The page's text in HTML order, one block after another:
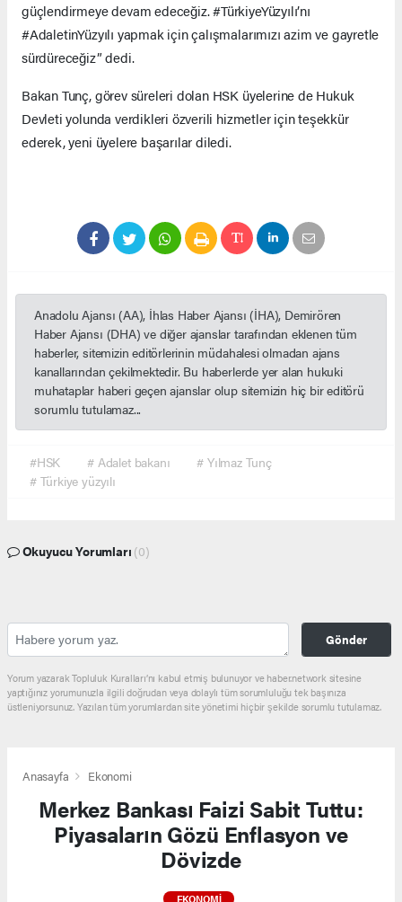
güçlendirmeye devam edeceğiz. #TürkiyeYüzyılı’nı
#AdaletinYüzyılı yapmak için çalışmalarımızı azim ve gayretle
sürdüreceğiz” dedi.
Bakan Tunç, görev süreleri dolan HSK üyelerine de Hukuk
Devleti yolunda verdikleri özverili hizmetler için teşekkür
ederek, yeni üyelere başarılar diledi.
Anadolu Ajansı (AA), İhlas Haber Ajansı (İHA), Demirören
Haber Ajansı (DHA) ve diğer ajanslar tarafından eklenen tüm
haberler, sitemizin editörlerinin müdahalesi olmadan ajans
kanallarından çekilmektedir. Bu haberlerde yer alan hukuki
muhataplar haberi geçen ajanslar olup sitemizin hiç bir editörü
sorumlu tutulamaz...
#HSK # Adalet bakanı
# Yılmaz Tunç
# Türkiye yüzyılı
Okuyucu Yorumları (0)
Gönder
Yorum yazarak Topluluk Kuralları’nı kabul etmiş bulunuyor ve haber.network sitesine
yaptığınız yorumunuzla ilgili doğrudan veya dolaylı tüm sorumluluğu tek başınıza
üstleniyorsunuz. Yazılan tüm yorumlardan site yönetimi hiçbir şekilde sorumlu tutulamaz.
Anasayfa Ekonomi
Merkez Bankası Faizi Sabit Tuttu:
Piyasaların Gözü Enflasyon ve
Dövizde
EKONOMI